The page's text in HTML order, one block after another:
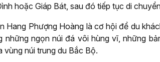
hoặc Giáp Bát, sau đó tiếp tục di
Hang Phượng Hoàng là cơ hội để du
những ngọn núi đá vôi hùng vĩ, những
vùng núi trung du Bắc Bộ.